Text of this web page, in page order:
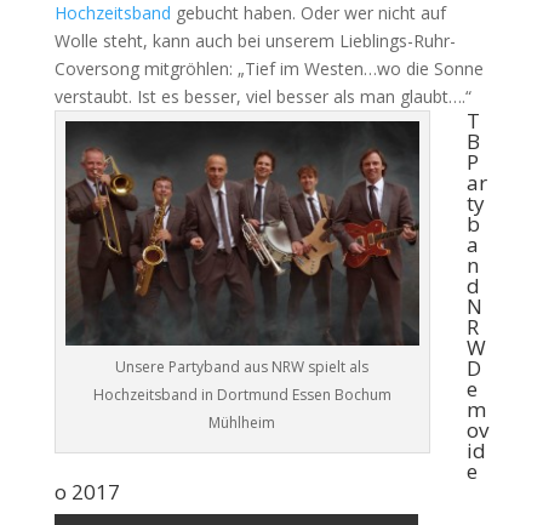
Hochzeitsband gebucht haben. Oder wer nicht auf
Wolle steht, kann auch bei unserem Lieblings-Ruhr-
Coversong mitgröhlen: „Tief im Westen…wo die Sonne
verstaubt. Ist es besser, viel besser als man glaubt….“
Unsere Partyband aus NRW spielt als
Hochzeitsband in Dortmund Essen Bochum
Mühlheim
T
B
P
ar
ty
b
a
n
d
N
R
W
D
e
m
ov
id
e
o 2017